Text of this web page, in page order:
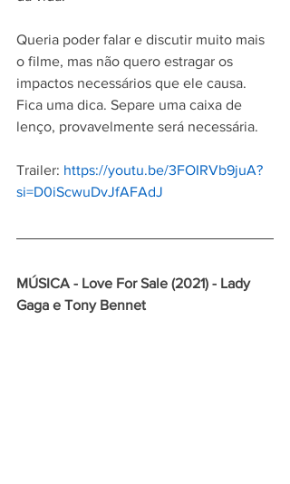
Queria poder falar e discutir muito mais
o filme, mas não quero estragar os
impactos necessários que ele causa.
Fica uma dica. Separe uma caixa de
lenço, provavelmente será necessária.
Trailer: https://youtu.be/3FOIRVb9juA?
si=D0iScwuDvJfAFAdJ
MÚSICA - Love For Sale (2021) - Lady
Gaga e Tony Bennet